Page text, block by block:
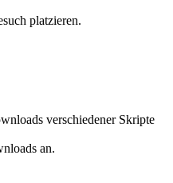
platzieren.
verschiedener Skripte
an.